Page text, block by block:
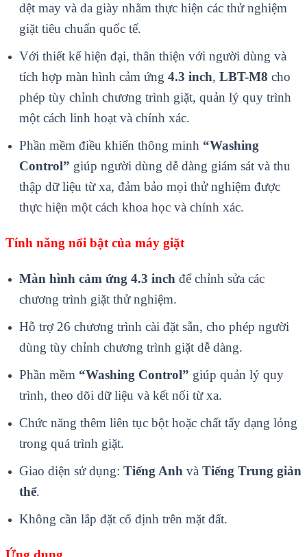
dệt may và da giày nhằm thực hiện các thử nghiệm
giặt tiêu chuẩn quốc tế.
Với thiết kế hiện đại, thân thiện với người dùng và
tích hợp màn hình cảm ứng 4.3 inch, LBT-M8 cho
phép tùy chỉnh chương trình giặt, quản lý quy trình
một cách linh hoạt và chính xác.
Phần mềm điều khiển thông minh “Washing
Control” giúp người dùng dễ dàng giám sát và thu
thập dữ liệu từ xa, đảm bảo mọi thử nghiệm được
thực hiện một cách khoa học và chính xác.
Tính năng nổi bật của máy giặt
Màn hình cảm ứng 4.3 inch để chỉnh sửa các
chương trình giặt thử nghiệm.
Hỗ trợ 26 chương trình cài đặt sẵn, cho phép người
dùng tùy chỉnh chương trình giặt dễ dàng.
Phần mềm “Washing Control” giúp quản lý quy
trình, theo dõi dữ liệu và kết nối từ xa.
Chức năng thêm liên tục bột hoặc chất tẩy dạng lỏng
trong quá trình giặt.
Giao diện sử dụng: Tiếng Anh và Tiếng Trung giản
thể.
Không cần lắp đặt cố định trên mặt đất.